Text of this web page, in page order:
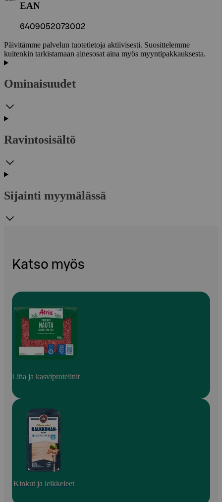
EAN
6409052073002
Päivitämme palvelun tuotetietoja aktiivisesti. Suosittelemme
kuitenkin tarkistamaan ainesosat aina myös myyntipakkauksesta.
Ominaisuudet
Ravintosisältö
Sijainti myymälässä
Katso myös
Liha ja kasviproteiinit
Kinkut ja leikkeleet